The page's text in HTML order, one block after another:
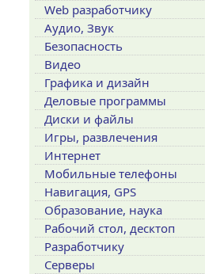
Web разработчику
Аудио, Звук
Безопасность
Видео
Графика и дизайн
Деловые программы
Диски и файлы
Игры, развлечения
Интернет
Мобильные телефоны
Навигация, GPS
Образование, наука
Рабочий стол, десктоп
Разработчику
Серверы